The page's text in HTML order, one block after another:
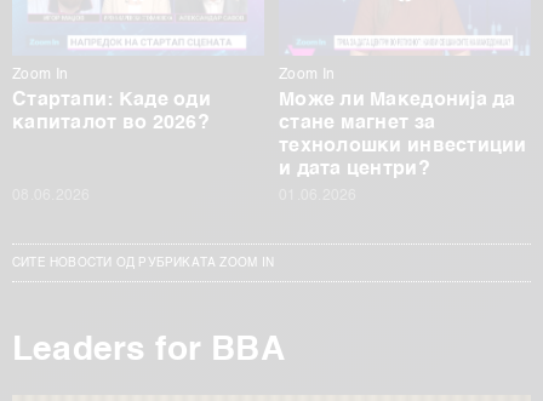
Zoom In
Стартапи: Каде оди
капиталот во 2026?
Zoom In
Може ли Македонија да
стане магнет за
технолошки инвестиции
и дата центри?
СИТЕ НОВОСТИ ОД РУБРИКАТА ZOOM IN
Leaders for BBA